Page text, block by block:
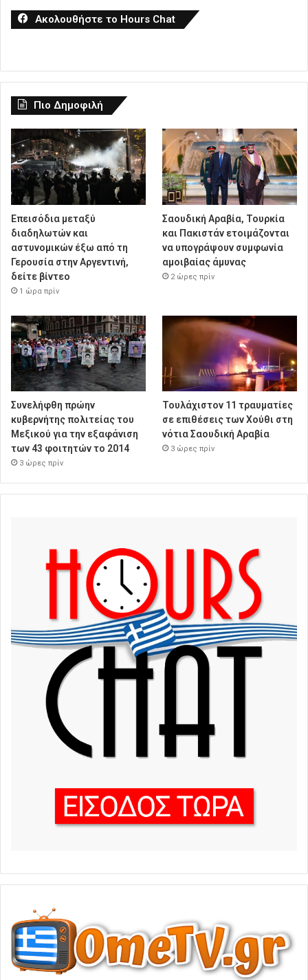
Ακολουθήστε το Hours Chat
Πιο Δημοφιλή
Επεισόδια μεταξύ
διαδηλωτών και
αστυνομικών έξω από τη
Γερουσία στην Αργεντινή,
δείτε βίντεο
1 ώρα πρίν
Σαουδική Αραβία, Τουρκία
και Πακιστάν ετοιμάζονται
να υπογράψουν συμφωνία
αμοιβαίας άμυνας
2 ώρες πρίν
Συνελήφθη πρώην
κυβερνήτης πολιτείας του
Μεξικού για την εξαφάνιση
των 43 φοιτητών το 2014
3 ώρες πρίν
Τουλάχιστον 11 τραυματίες
σε επιθέσεις των Χούθι στη
νότια Σαουδική Αραβία
3 ώρες πρίν